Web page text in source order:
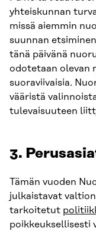
yhteiskunnan
missä aiemmin
suunnan
tänä päivänä
odotetaan olevan
suoraviivaisia.
vääristä
tulevaisuuteen
3.
Tämän vuoden
julkaistavat
tarkoitetut
poikkeuksellisesti